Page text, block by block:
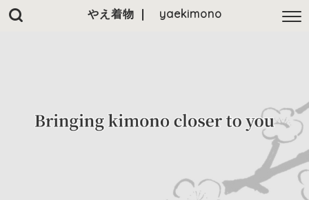
やえ着物 ❘ yaekimono